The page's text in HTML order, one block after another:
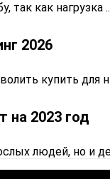
так как нагрузка
2026
купить для
на 2023 год
людей, но и